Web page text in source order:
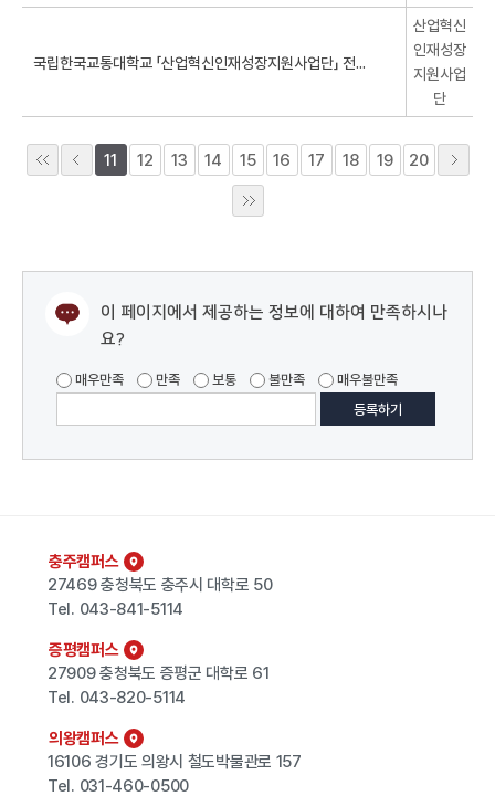
산업혁신
인재성장
지원사업
단
11 12 13 14 15 16 17 18 19 20
이 페이지에서 제공하는 정보에 대하여 만족하시나
요?
매우만족 만족 보통 불만족 매우불만족
충주캠퍼스
27469 충청북도 충주시 대학로 50
Tel. 043-841-5114
증평캠퍼스
27909 충청북도 증평군 대학로 61
Tel. 043-820-5114
의왕캠퍼스
16106 경기도 의왕시 철도박물관로 157
Tel. 031-460-0500